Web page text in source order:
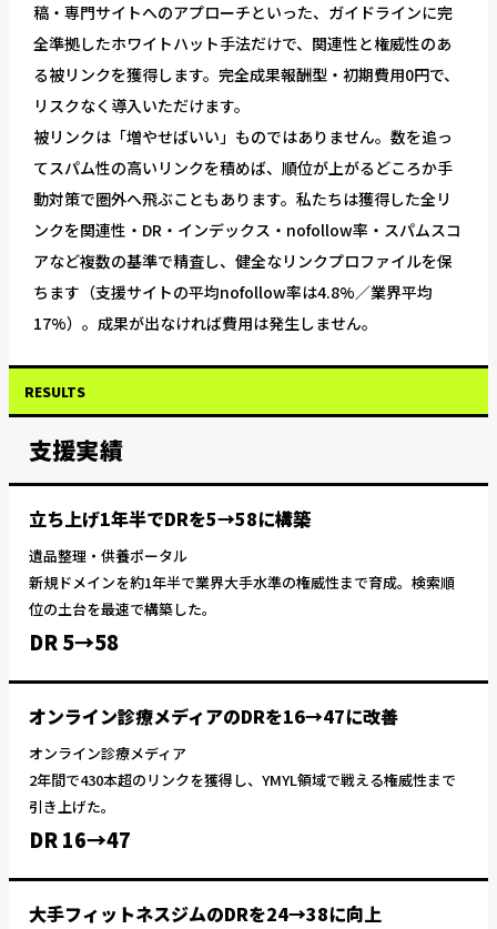
稿・専門サイトへのアプローチといった、ガイドラインに完
全準拠したホワイトハット手法だけで、関連性と権威性のあ
る被リンクを獲得します。完全成果報酬型・初期費用0円で、
リスクなく導入いただけます。
被リンクは「増やせばいい」ものではありません。数を追っ
てスパム性の高いリンクを積めば、順位が上がるどころか手
動対策で圏外へ飛ぶこともあります。私たちは獲得した全リ
ンクを関連性・DR・インデックス・nofollow率・スパムスコ
アなど複数の基準で精査し、健全なリンクプロファイルを保
ちます（支援サイトの平均nofollow率は4.8%／業界平均
17%）。成果が出なければ費用は発生しません。
RESULTS
支援実績
立ち上げ1年半でDRを5→58に構築
遺品整理・供養ポータル
新規ドメインを約1年半で業界大手水準の権威性まで育成。検索順
位の土台を最速で構築した。
DR 5→58
オンライン診療メディアのDRを16→47に改善
オンライン診療メディア
2年間で430本超のリンクを獲得し、YMYL領域で戦える権威性まで
引き上げた。
DR 16→47
大手フィットネスジムのDRを24→38に向上